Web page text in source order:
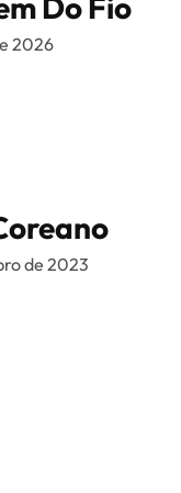
2026
de 2023